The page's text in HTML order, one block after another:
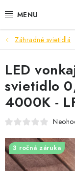
na
PRIEMYSEL
SVIETIDLÁ
ŽIAROVKY A
PRACOVNÉ
VENTILÁTORY
Záhradné svietidlá
LED
svietidlo
4000K -
3 ročná záruka